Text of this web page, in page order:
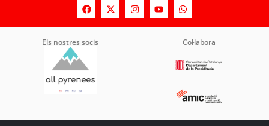
Els nostres socis Col·labora